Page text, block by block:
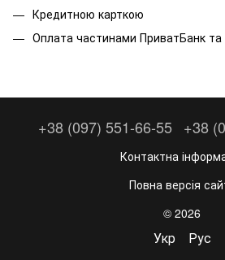
Кредитною карткою
Оплата частинами ПриватБанк та
+38 (097) 551-66-55 +38
Контактна
Повна версія
© 2026
Укр Рус